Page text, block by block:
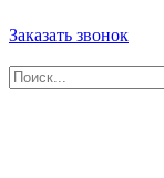
Заказать звонок